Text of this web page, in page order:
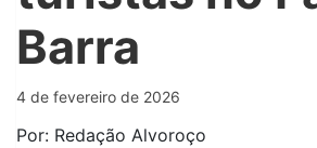
Barra
4 de fevereiro de 2026
Por: Redação Alvoroço